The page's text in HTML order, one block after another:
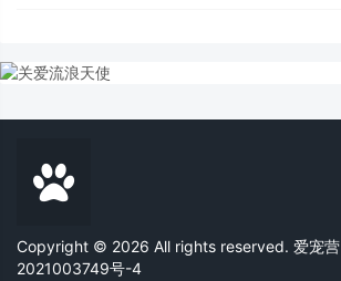
Copyright © 2026 All rights reserved. 爱宠营
2021003749号-4